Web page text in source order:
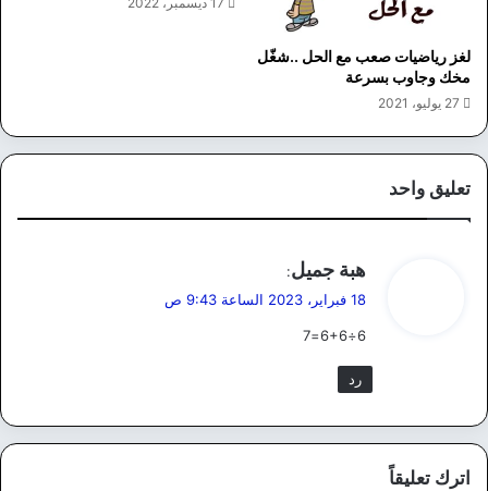
لغز رياضيات صعب مع الحل ..شغّل
مخك وجاوب بسرعة
27 يوليو، 2021
تعليق واحد
ل
هبة جميل:
18 فبراير، 2023 الساعة 9:43 ص
6÷6+6=7
رد
اترك تعليقاً